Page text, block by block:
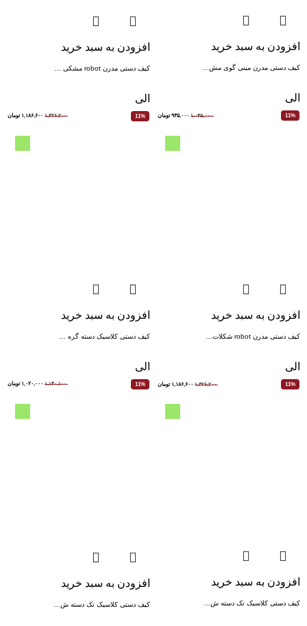
افزودن به سبد خرید
کیف دستی مدرن مینی گوی مش…
الی
11% ۱,۰۴۵,۰۰۰ ۹۳۵,۰۰۰ تومان
افزودن به سبد خرید
کیف دستی مدرن robot مشکی …
الی
11% ۱,۳۲۶,۲۰۰ ۱,۱۸۶,۶۰۰ تومان
افزودن به سبد خرید
کیف دستی مدرن robot شکلات…
الی
11% ۱,۳۲۶,۲۰۰ ۱,۱۸۶,۶۰۰ تومان
افزودن به سبد خرید
کیف دستی کلاسیک دسته گره …
الی
11% ۱,۱۴۰,۱۰۰ ۱,۰۲۰,۰۰۰ تومان
افزودن به سبد خرید
کیف دستی کلاسیک تک دسته ش…
افزودن به سبد خرید
کیف دستی کلاسیک تک دسته ش…